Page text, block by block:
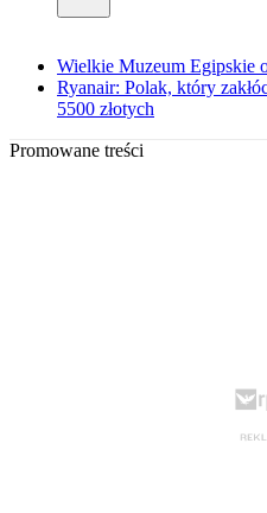
Wielkie Muzeum Egipskie
Ryanair: Polak, który
5500 złotych
Promowane treści